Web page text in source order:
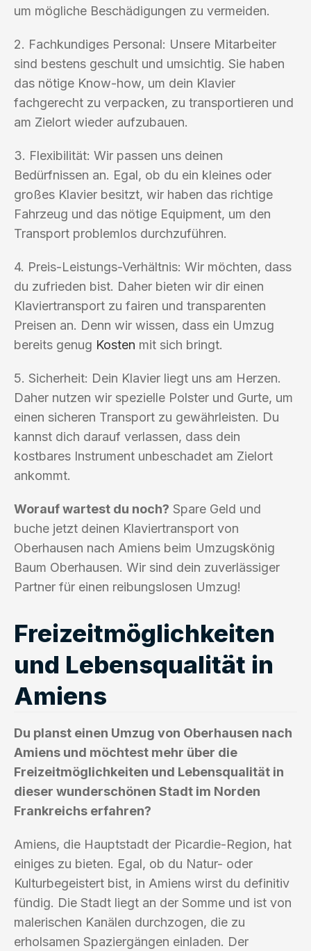
um mögliche Beschädigungen zu vermeiden.
2. Fachkundiges Personal: Unsere Mitarbeiter
sind bestens geschult und umsichtig. Sie haben
das nötige Know-how, um dein Klavier
fachgerecht zu verpacken, zu transportieren und
am Zielort wieder aufzubauen.
3. Flexibilität: Wir passen uns deinen
Bedürfnissen an. Egal, ob du ein kleines oder
großes Klavier besitzt, wir haben das richtige
Fahrzeug und das nötige Equipment, um den
Transport problemlos durchzuführen.
4. Preis-Leistungs-Verhältnis: Wir möchten, dass
du zufrieden bist. Daher bieten wir dir einen
Klaviertransport zu fairen und transparenten
Preisen an. Denn wir wissen, dass ein Umzug
bereits genug Kosten mit sich bringt.
5. Sicherheit: Dein Klavier liegt uns am Herzen.
Daher nutzen wir spezielle Polster und Gurte, um
einen sicheren Transport zu gewährleisten. Du
kannst dich darauf verlassen, dass dein
kostbares Instrument unbeschadet am Zielort
ankommt.
Worauf wartest du noch? Spare Geld und
buche jetzt deinen Klaviertransport von
Oberhausen nach Amiens beim Umzugskönig
Baum Oberhausen. Wir sind dein zuverlässiger
Partner für einen reibungslosen Umzug!
Freizeitmöglichkeiten
und Lebensqualität in
Amiens
Du planst einen Umzug von Oberhausen nach
Amiens und möchtest mehr über die
Freizeitmöglichkeiten und Lebensqualität in
dieser wunderschönen Stadt im Norden
Frankreichs erfahren?
Amiens, die Hauptstadt der Picardie-Region, hat
einiges zu bieten. Egal, ob du Natur- oder
Kulturbegeistert bist, in Amiens wirst du definitiv
fündig. Die Stadt liegt an der Somme und ist von
malerischen Kanälen durchzogen, die zu
erholsamen Spaziergängen einladen. Der